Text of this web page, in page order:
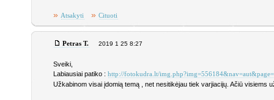
» Atsakyti » Cituoti
Petras T. 2019 1 25 8:27
Sveiki,
Labiausiai patiko :http://fotokudra.lt/img.php?img=556184&nav=aut&page=
Užkabinom visai įdomią temą , net nesitikėjau tiek varjiacijų. Ačiū visiems